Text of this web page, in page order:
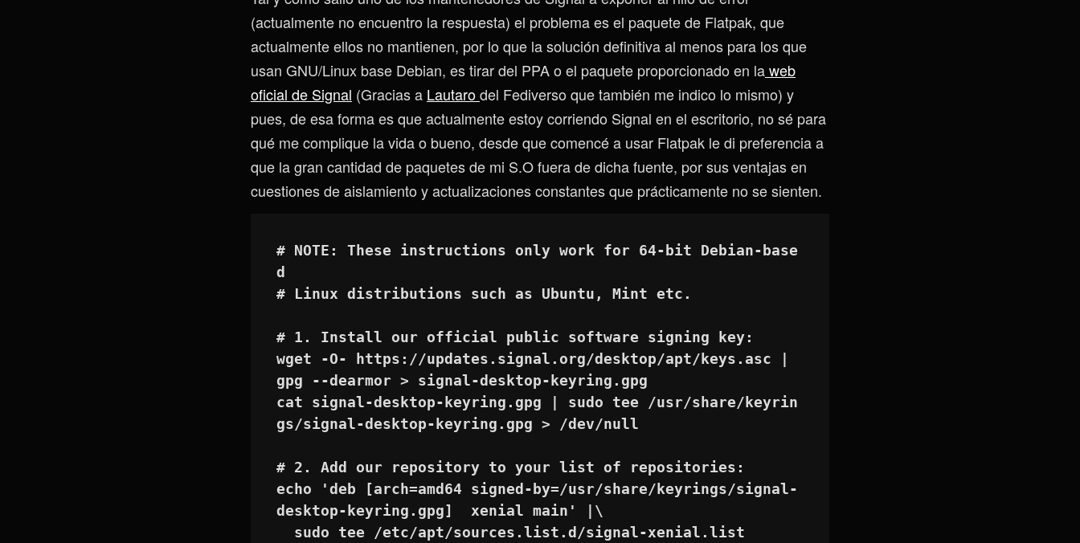
(actualmente no encuentro la respuesta) el problema es el paquete de Flatpak, que
actualmente ellos no mantienen, por lo que la solución definitiva al menos para los que
usan GNU/Linux base Debian, es tirar del PPA o el paquete proporcionado en laweb
oficial de Signal (Gracias a Lautarodel Fediverso que también me indico lo mismo) y
pues, de esa forma es que actualmente estoy corriendo Signal en el escritorio, no sé para
qué me complique la vida o bueno, desde que comencé a usar Flatpak le di preferencia a
que la gran cantidad de paquetes de mi S.O fuera de dicha fuente, por sus ventajas en
cuestiones de aislamiento y actualizaciones constantes que prácticamente no se sienten.
# NOTE: These instructions only work for 64-bit Debian-base
d
# Linux distributions such as Ubuntu, Mint etc.
# 1. Install our official public software signing key:
wget -O- https://updates.signal.org/desktop/apt/keys.asc |
gpg --dearmor > signal-desktop-keyring.gpg
cat signal-desktop-keyring.gpg | sudo tee /usr/share/keyrin
gs/signal-desktop-keyring.gpg > /dev/null
# 2. Add our repository to your list of repositories:
echo 'deb [arch=amd64 signed-by=/usr/share/keyrings/signal-
desktop-keyring.gpg]  xenial main' |\
  sudo tee /etc/apt/sources.list.d/signal-xenial.list